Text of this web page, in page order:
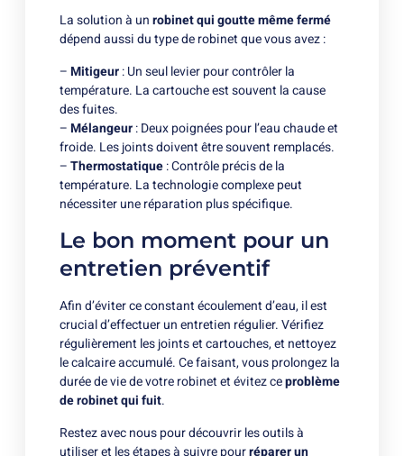
La solution à unrobinet qui goutte même fermé
dépend aussi du type de robinet que vous avez :
–Mitigeur: Un seul levier pour contrôler la
température. La cartouche est souvent la cause
des fuites.
–Mélangeur: Deux poignées pour l’eau chaude et
froide. Les joints doivent être souvent remplacés.
–Thermostatique: Contrôle précis de la
température. La technologie complexe peut
nécessiter une réparation plus spécifique.
Le bon moment pour un
entretien préventif
Afin d’éviter ce constant écoulement d’eau, il est
crucial d’effectuer un entretien régulier. Vérifiez
régulièrement les joints et cartouches, et nettoyez
le calcaire accumulé. Ce faisant, vous prolongez la
durée de vie de votre robinet et évitez ceproblème
de robinet qui fuit.
Restez avec nous pour découvrir les outils à
utiliser et les étapes à suivre pourréparer un